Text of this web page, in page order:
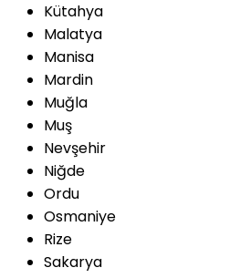
Kütahya
Malatya
Manisa
Mardin
Muğla
Muş
Nevşehir
Niğde
Ordu
Osmaniye
Rize
Sakarya